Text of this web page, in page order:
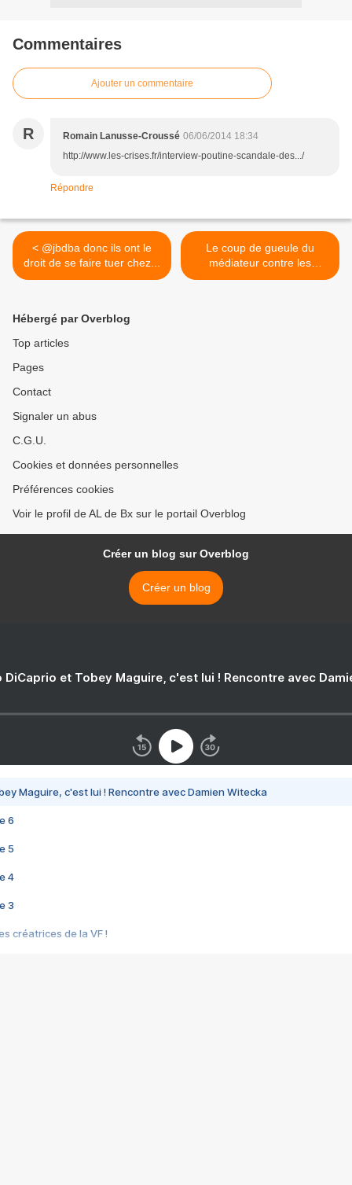
Commentaires
Ajouter un commentaire
R Romain Lanusse-Croussé 06/06/2014 18:34
http://www.les-crises.fr/interview-poutine-scandale-des.../
Répondre
< @jbdba donc ils ont le
droit de se faire tuer chez...
Le coup de gueule du
médiateur contre les
coupures d electricite et de
Hébergé par Overblog
Top articles
Pages
Contact
Signaler un abus
C.G.U.
Cookies et données personnelles
Préférences cookies
Voir le profil de AL de Bx sur le portail Overblog
Créer un blog sur Overblog
Créer un blog
DiCaprio et Tobey Maguire, c'est lui ! Rencontre avec
Maguire, c'est lui ! Rencontre avec Damien Witecka
6
5
4
3
créatrices de la VF !